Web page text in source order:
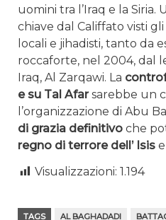
uomini tra l’Iraq e la Siria.
chiave dal Califfato visti
locali e jihadisti, tanto da
roccaforte, nel 2004, dal
Iraq, Al Zarqawi. La
e su Tal Afarsarebbe un
l’organizzazione di Abu
di grazia definitivo che
regno di terrore dell’ Isis
Visualizzazioni: 1.194
TAGS AL BAGHADADI